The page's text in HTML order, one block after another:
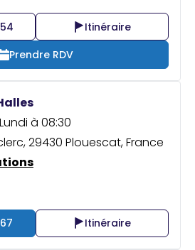
Itinéraire
Prendre RDV
à 08:30
29430 Plouescat, France
Itinéraire